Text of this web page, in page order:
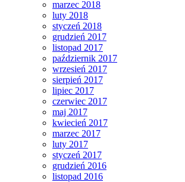
marzec 2018
luty 2018
styczeń 2018
grudzień 2017
listopad 2017
październik 2017
wrzesień 2017
sierpień 2017
lipiec 2017
czerwiec 2017
maj 2017
kwiecień 2017
marzec 2017
luty 2017
styczeń 2017
grudzień 2016
listopad 2016